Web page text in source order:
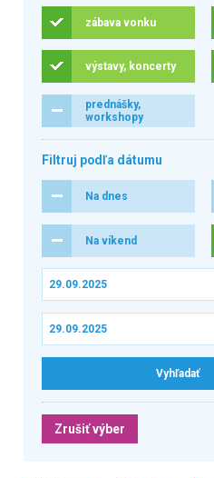
zábava vonku
výstavy, koncerty
prednášky,
workshopy
Filtruj podľa dátumu
Na dnes
Na víkend
Zrušiť výber